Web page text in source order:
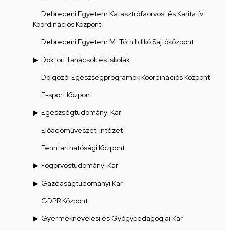
Debreceni Egyetem Katasztrófaorvosi és Karitatív
Koordinációs Központ
Debreceni Egyetem M. Tóth Ildikó Sajtóközpont
Doktori Tanácsok és Iskolák
Dolgozói Egészségprogramok Koordinációs Központ
E-sport Központ
Egészségtudományi Kar
Előadóművészeti Intézet
Fenntarthatósági Központ
Fogorvostudományi Kar
Gazdaságtudományi Kar
GDPR Központ
Gyermeknevelési és Gyógypedagógiai Kar